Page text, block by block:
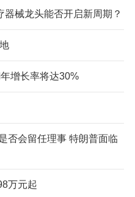
械龙头能否开启新周期？
增长率将达30%
否会留任理事 特朗普面临
万元起